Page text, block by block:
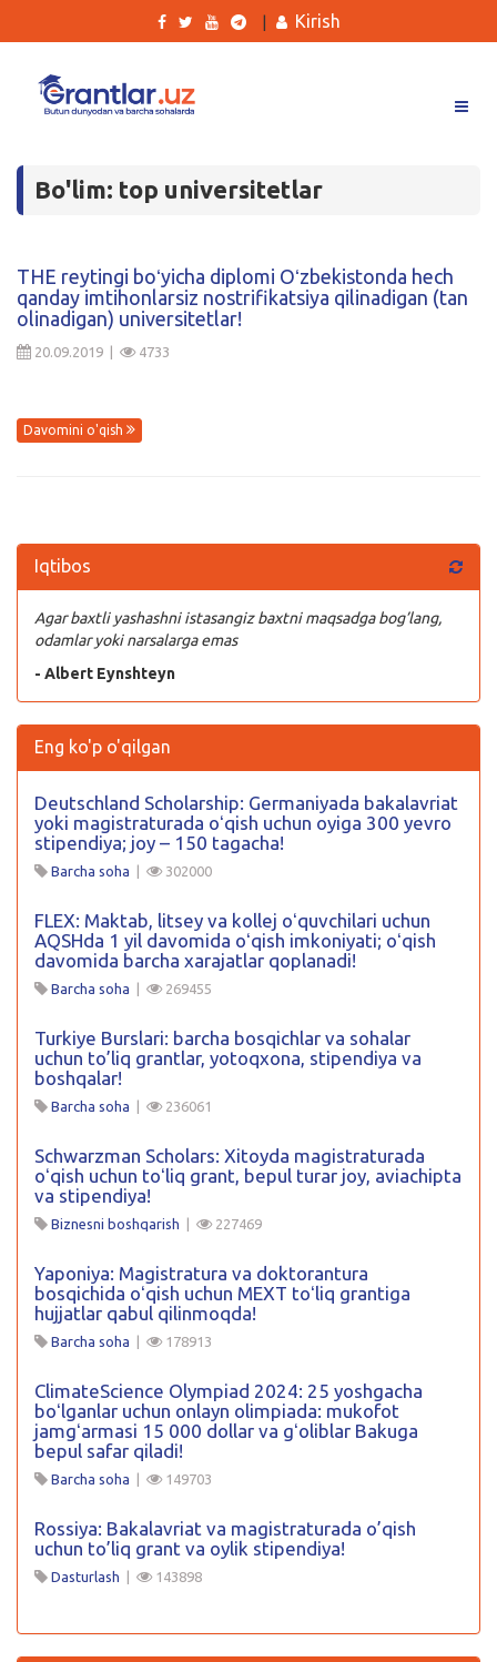
Tanlovlar
Kurslar
Blog
Kirish
Bo'lim: top universitetlar
THE reytingi boʻyicha diplomi Oʻzbekistonda hech
qanday imtihonlarsiz nostrifikatsiya qilinadigan (tan
olinadigan) universitetlar!
20.09.2019 | 4733
Davomini o'qish
Iqtibos
Agar baxtli yashashni istasangiz baxtni maqsadga bog’lang,
odamlar yoki narsalarga emas
- Albert Eynshteyn
Eng ko'p o'qilgan
Deutschland Scholarship: Germaniyada bakalavriat
yoki magistraturada oʻqish uchun oyiga 300 yevro
stipendiya; joy – 150 tagacha!
Barcha soha 302000
FLEX: Maktab, litsey va kollej oʻquvchilari uchun
AQSHda 1 yil davomida oʻqish imkoniyati; oʻqish
davomida barcha xarajatlar qoplanadi!
Barcha soha 269455
Turkiye Burslari: barcha bosqichlar va sohalar
uchun to’liq grantlar, yotoqxona, stipendiya va
boshqalar!
Barcha soha 236061
Schwarzman Scholars: Xitoyda magistraturada
oʻqish uchun toʻliq grant, bepul turar joy, aviachipta
va stipendiya!
Biznesni boshqarish 227469
Yaponiya: Magistratura va doktorantura
bosqichida oʻqish uchun MEXT toʻliq grantiga
hujjatlar qabul qilinmoqda!
Barcha soha 178913
ClimateScience Olympiad 2024: 25 yoshgacha
boʻlganlar uchun onlayn olimpiada: mukofot
jamgʻarmasi 15 000 dollar va gʻoliblar Bakuga
bepul safar qiladi!
Barcha soha 149703
Rossiya: Bakalavriat va magistraturada o’qish
uchun to’liq grant va oylik stipendiya!
Dasturlash 143898